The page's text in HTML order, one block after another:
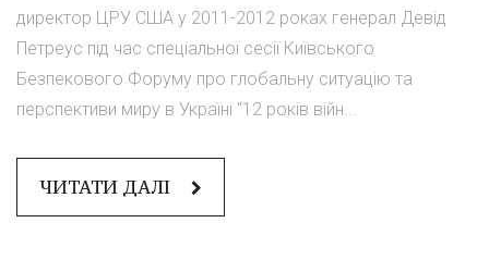
директор ЦРУ США у 2011-2012 роках генерал Девід
Петреус під час спеціальної сесії Київського
Безпекового Форуму про глобальну ситуацію та
перспективи миру в Україні "12 років війн...
ЧИТАТИ ДАЛІ